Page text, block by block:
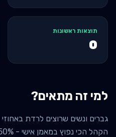
תוצאות ראשונות
0
למי זה מתאים?
גברים ונשים שרוצים לרדת